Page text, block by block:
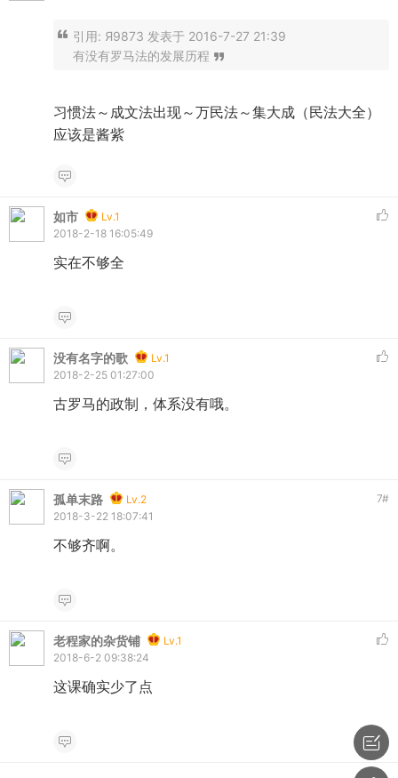
引用: Я9873 发表于 2016-7-27 21:39
有没有罗马法的发展历程
习惯法～成文法出现～万民法～集大成（民法大全）
应该是酱紫
如市
Lv.1
2018-2-18 16:05:49
实在不够全
没有名字的歌
Lv.1
2018-2-25 01:27:00
古罗马的政制，体系没有哦。
孤单末路 Lv.2 7#
2018-3-22 18:07:41
不够齐啊。
老程家的杂货铺
Lv.1
2018-6-2 09:38:24
这课确实少了点